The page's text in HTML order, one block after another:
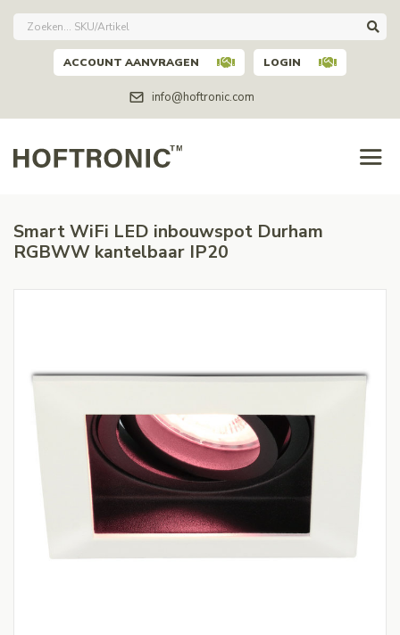
info@hoftronic.com
ACCOUNT AANVRAGEN LOGIN
Smart WiFi LED inbouwspot Durham
RGBWW kantelbaar IP20